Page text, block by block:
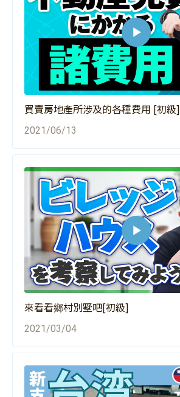
買賣房地產所涉及的各種費用 [初級]
2021/06/13
來看看鄉村別墅吧[初級]
2021/03/04